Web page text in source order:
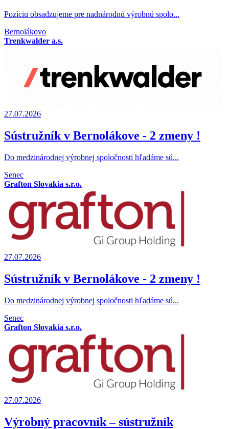
Pozíciu obsadzujeme pre nadnárodnú výrobnú spolo...
Bernolákovo
Trenkwalder a.s.
27.07.2026
Sústružník v Bernolákove - 2 zmeny !
Do medzinárodnej výrobnej spoločnosti hľadáme sú...
Senec
Grafton Slovakia s.r.o.
27.07.2026
Sústružník v Bernolákove - 2 zmeny !
Do medzinárodnej výrobnej spoločnosti hľadáme sú...
Senec
Grafton Slovakia s.r.o.
27.07.2026
Výrobný pracovník – sústružník